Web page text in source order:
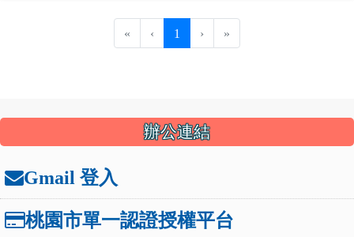
« ‹ 1 (current)
› »
辦公連結
Gmail 登入
桃園市單一認證授權平台